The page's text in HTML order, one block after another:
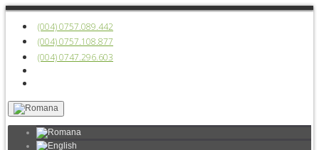
(004) 0757.089.442
(004) 0757.108.877
(004) 0747.296.603